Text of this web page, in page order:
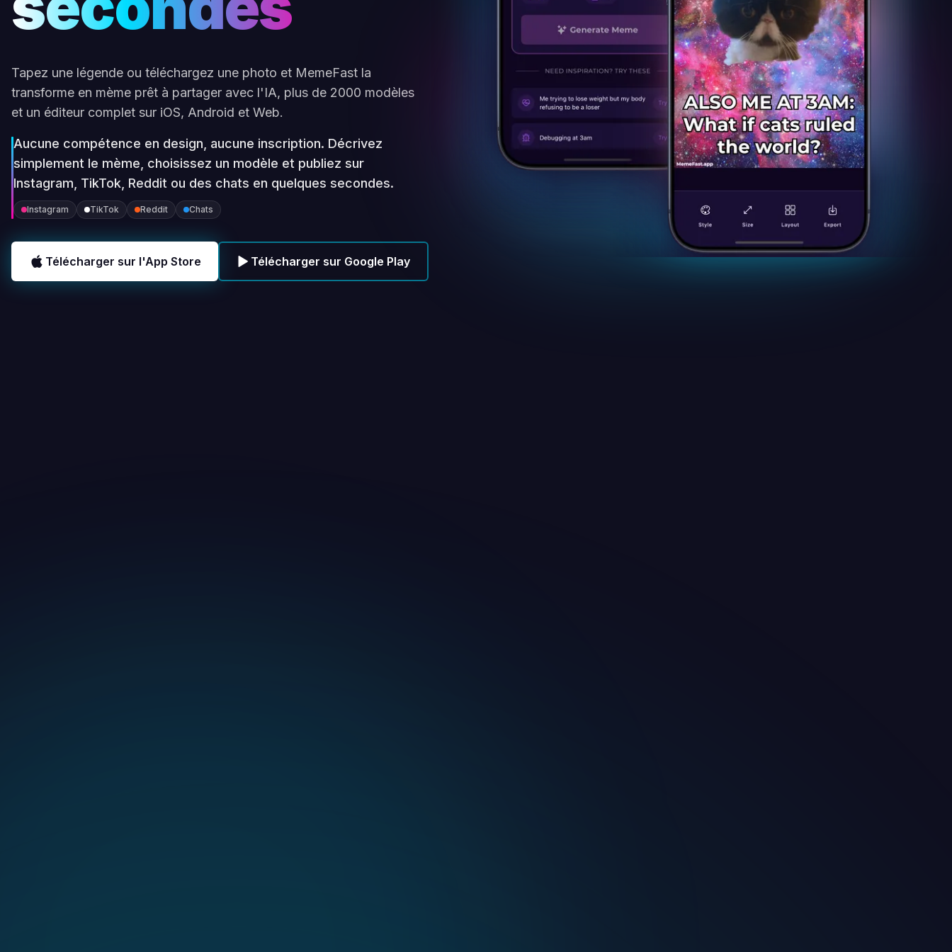
Tapez une légende ou téléchargez une photo et MemeFast la
transforme en mème prêt à partager avec l'IA, plus de 2000 modèles
et un éditeur complet sur iOS, Android et Web.
Aucune compétence en design, aucune inscription. Décrivez
simplement le mème, choisissez un modèle et publiez sur
Instagram, TikTok, Reddit ou des chats en quelques secondes.
Instagram TikTok Reddit Chats
Télécharger sur l'App Store Télécharger sur Google Play